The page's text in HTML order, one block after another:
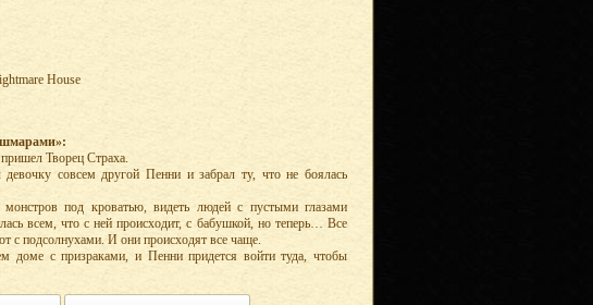
House
Творец Страха.
совсем другой Пенни и забрал ту, что не боялась
под кроватью, видеть людей с пустыми глазами
всем, что с ней происходит, с бабушкой, но теперь… Все
с подсолнухами. И они происходят все чаще.
доме с призраками, и Пенни придется войти туда, чтобы